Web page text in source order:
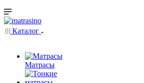
Каталог
Матрасы